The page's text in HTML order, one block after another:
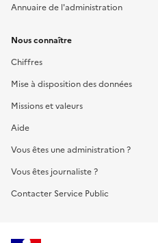
Annuaire de l'administration
Nous connaître
Chiffres
Mise à disposition des données
Missions et valeurs
Aide
Vous êtes une administration ?
Vous êtes journaliste ?
Contacter Service Public